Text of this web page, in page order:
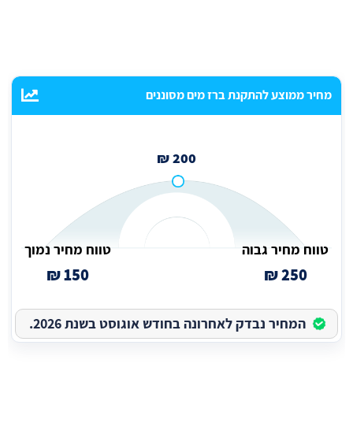
מחיר ממוצע להתקנת ברז מים מסוננים
200 ₪
טווח מחיר גבוה
250 ₪
טווח מחיר נמוך
150 ₪
המחיר נבדק לאחרונה בחודש אוגוסט בשנת 2026.